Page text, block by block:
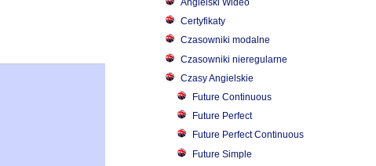
Angielski Wideo
Certyfikaty
Czasowniki modalne
Czasowniki nieregularne
Czasy Angielskie
Future Continuous
Future Perfect
Future Perfect Continuous
Future Simple